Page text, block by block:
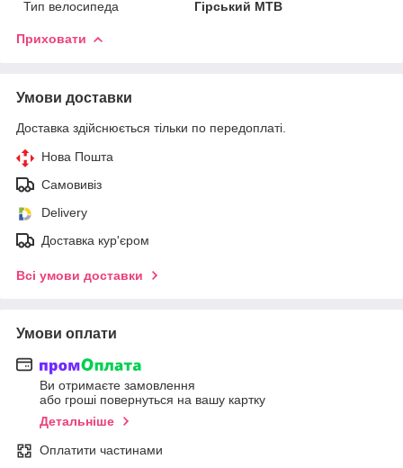
Тип велосипеда Гірський MTB
Приховати
Умови доставки
Доставка здійснюється тільки по передоплаті.
Нова Пошта
Самовивіз
Delivery
Доставка кур'єром
Всі умови доставки
Умови оплати
Ви отримаєте замовлення
або гроші повернуться на вашу картку
Детальніше
Оплатити частинами